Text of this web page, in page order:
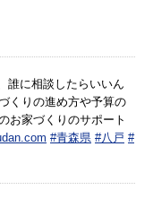
誰に相談したらいいん
くりの進め方や予算の
お家づくりのサポート
#青森県 #八戸 #